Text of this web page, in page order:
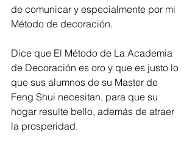
de comunicar y especialmente por mi
Método de decoración.
Dice que El Método de La Academia
de Decoración es oro y que es justo lo
que sus alumnos de su Master de
Feng Shui necesitan, para que su
hogar resulte bello, además de atraer
la prosperidad.